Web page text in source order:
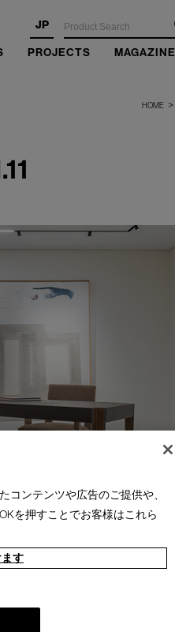
JP
PROJECTS MAGAZINE
HOME >
コンテンツや広告のご提供や、
を押すことでお客様はこれら
す